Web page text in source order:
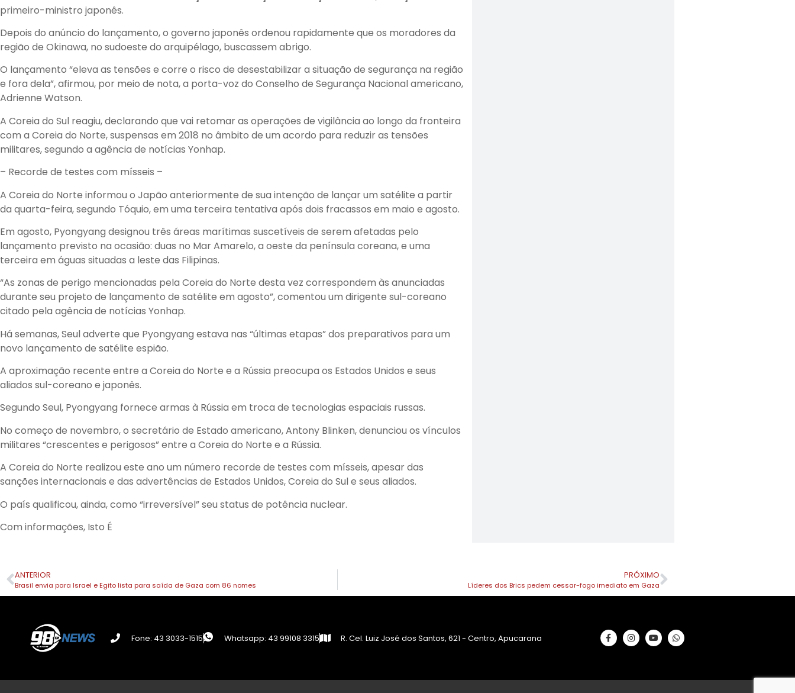
primeiro-ministro japonês.
Depois do anúncio do lançamento, o governo japonês ordenou rapidamente que os moradores da
região de Okinawa, no sudoeste do arquipélago, buscassem abrigo.
O lançamento “eleva as tensões e corre o risco de desestabilizar a situação de segurança na região
e fora dela”, afirmou, por meio de nota, a porta-voz do Conselho de Segurança Nacional americano,
Adrienne Watson.
A Coreia do Sul reagiu, declarando que vai retomar as operações de vigilância ao longo da fronteira
com a Coreia do Norte, suspensas em 2018 no âmbito de um acordo para reduzir as tensões
militares, segundo a agência de notícias Yonhap.
– Recorde de testes com mísseis –
A Coreia do Norte informou o Japão anteriormente de sua intenção de lançar um satélite a partir
da quarta-feira, segundo Tóquio, em uma terceira tentativa após dois fracassos em maio e agosto.
Em agosto, Pyongyang designou três áreas marítimas suscetíveis de serem afetadas pelo
lançamento previsto na ocasião: duas no Mar Amarelo, a oeste da península coreana, e uma
terceira em águas situadas a leste das Filipinas.
“As zonas de perigo mencionadas pela Coreia do Norte desta vez correspondem às anunciadas
durante seu projeto de lançamento de satélite em agosto”, comentou um dirigente sul-coreano
citado pela agência de notícias Yonhap.
Há semanas, Seul adverte que Pyongyang estava nas “últimas etapas” dos preparativos para um
novo lançamento de satélite espião.
A aproximação recente entre a Coreia do Norte e a Rússia preocupa os Estados Unidos e seus
aliados sul-coreano e japonês.
Segundo Seul, Pyongyang fornece armas à Rússia em troca de tecnologias espaciais russas.
No começo de novembro, o secretário de Estado americano, Antony Blinken, denunciou os vínculos
militares “crescentes e perigosos” entre a Coreia do Norte e a Rússia.
A Coreia do Norte realizou este ano um número recorde de testes com mísseis, apesar das
sanções internacionais e das advertências de Estados Unidos, Coreia do Sul e seus aliados.
O país qualificou, ainda, como “irreversível” seu status de potência nuclear.
Com informações, Isto É
ANTERIOR
Brasil envia para Israel e Egito lista para saída de Gaza com 86 nomes
PRÓXIMO
Líderes dos Brics pedem cessar-fogo imediato em Gaza
Fone: 43 3033-1515 Whatsapp: 43 99108 3315 R. Cel. Luiz José dos Santos, 621 - Centro, Apucarana